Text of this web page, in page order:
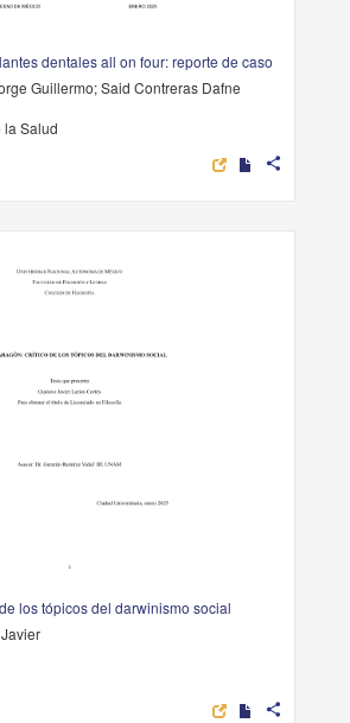
dentales all on four: reporte de caso
Guillermo; Said Contreras Dafne
la Salud
share
los tópicos del darwinismo social
share